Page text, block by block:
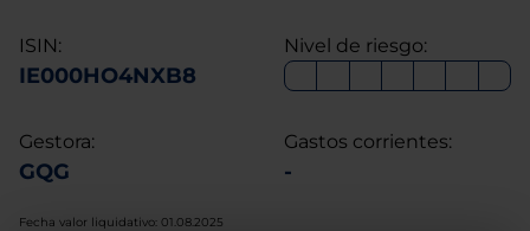
ISIN:
IE000HO4NXB8
Nivel de riesgo:
Gestora:
GQG
Gastos corrientes:
-
Fecha valor liquidativo: 01.08.2025